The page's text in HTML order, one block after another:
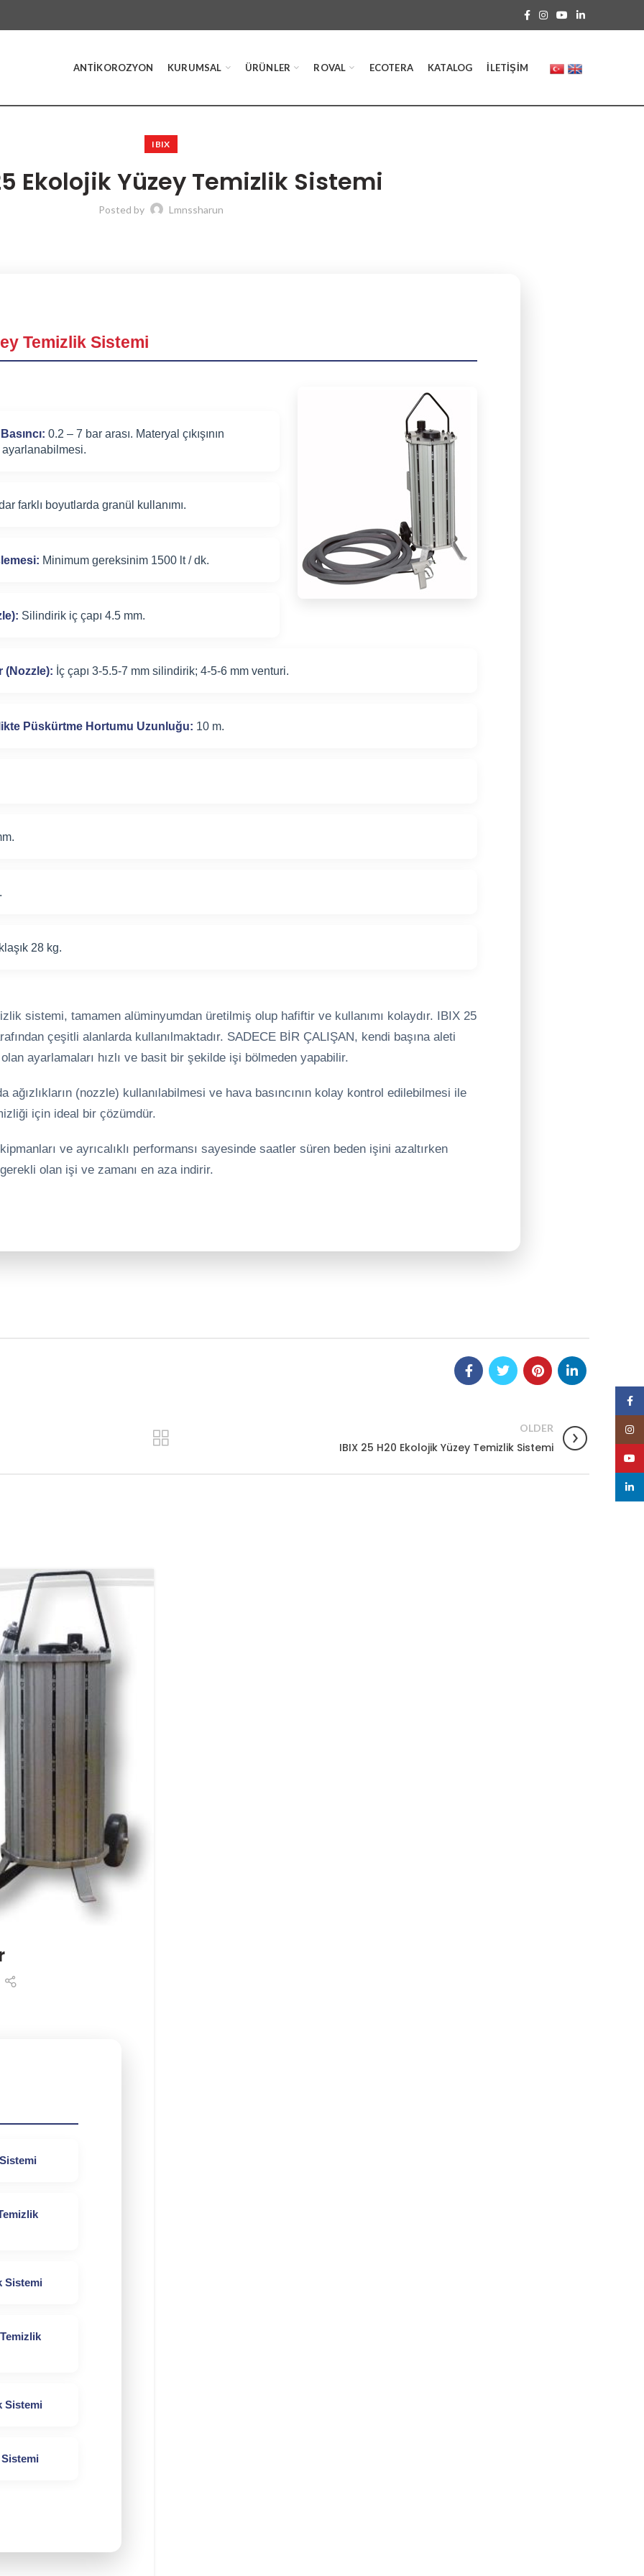
ANTIKOROZYON KURUMSAL ÜRÜNLER ROVAL ECOTERA KATALOG İLETIŞIM
IBIX
Ekolojik Yüzey Temizlik Sistemi
Posted by Lmnssharun
Temizlik Sistemi
0.2 – 7 bar arası. Materyal çıkışının
farklı boyutlarda granül kullanımı.
Minimum gereksinim 1500 lt / dk.
Silindirik iç çapı 4.5 mm.
(Nozzle): İç çapı 3-5.5-7 mm silindirik; 4-5-6 mm venturi.
Püskürtme Hortumu Uzunluğu: 10 m.
28 kg.
sistemi, tamamen alüminyumdan üretilmiş olup hafiftir ve kullanımı kolaydır. IBIX 25
çeşitli alanlarda kullanılmaktadır. SADECE BİR ÇALIŞAN, kendi başına aleti
ayarlamaları hızlı ve basit bir şekilde işi bölmeden yapabilir.
ağızlıkların (nozzle) kullanılabilmesi ve hava basıncının kolay kontrol edilebilmesi ile
için ideal bir çözümdür.
ve ayrıcalıklı performansı sayesinde saatler süren beden işini azaltırken
olan işi ve zamanı en aza indirir.
OLDER
IBIX 25 H20 Ekolojik Yüzey Temizlik Sistemi
Sistemi
Sistemi